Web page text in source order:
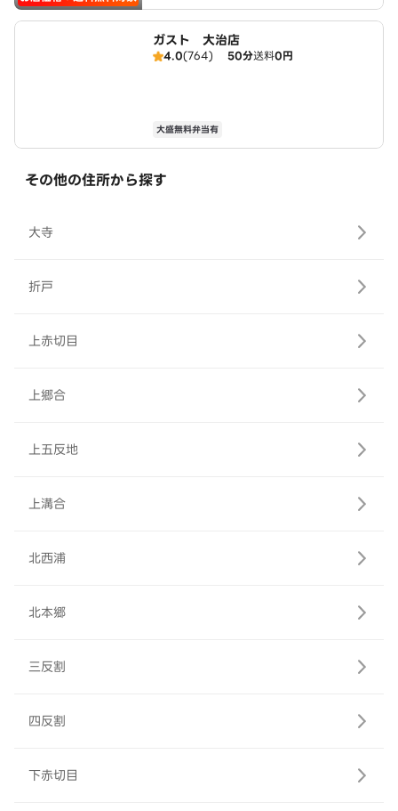
ガスト 大治店
4.0(764) 50分送料0円
大盛無料弁当有
その他の住所から探す
大寺
折戸
上赤切目
上郷合
上五反地
上溝合
北西浦
北本郷
三反割
四反割
下赤切目